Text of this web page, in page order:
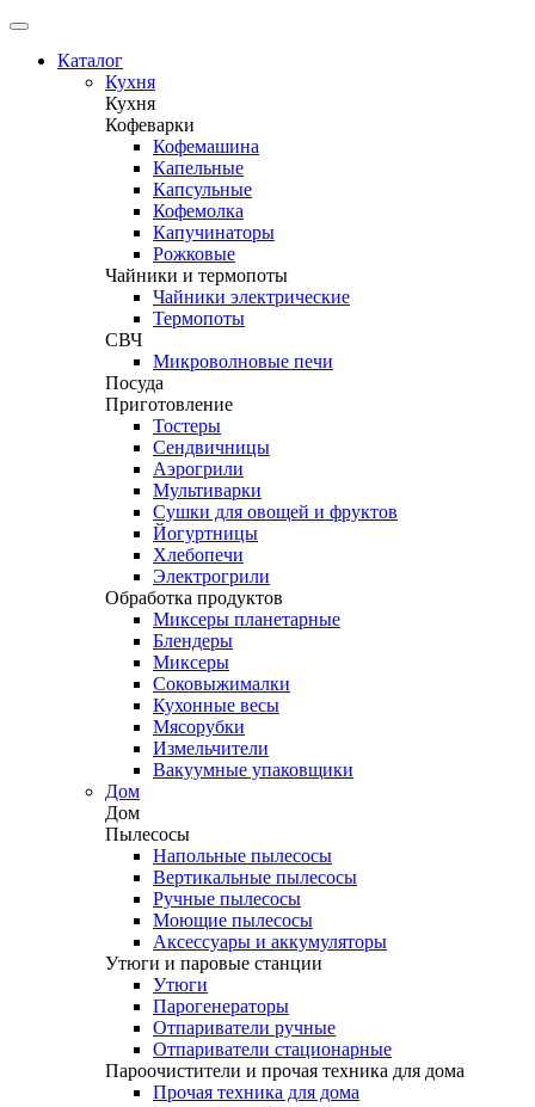
Каталог
Кухня
Кухня
Кофеварки
Кофемашина
Капельные
Капсульные
Кофемолка
Капучинаторы
Рожковые
Чайники и термопоты
Чайники электрические
Термопоты
СВЧ
Микроволновые печи
Посуда
Приготовление
Тостеры
Сендвичницы
Аэрогрили
Мультиварки
Сушки для овощей и фруктов
Йогуртницы
Хлебопечи
Электрогрили
Обработка продуктов
Миксеры планетарные
Блендеры
Миксеры
Соковыжималки
Кухонные весы
Мясорубки
Измельчители
Вакуумные упаковщики
Дом
Дом
Пылесосы
Напольные пылесосы
Вертикальные пылесосы
Ручные пылесосы
Моющие пылесосы
Аксессуары и аккумуляторы
Утюги и паровые станции
Утюги
Парогенераторы
Отпариватели ручные
Отпариватели стационарные
Пароочистители и прочая техника для дома
Прочая техника для дома